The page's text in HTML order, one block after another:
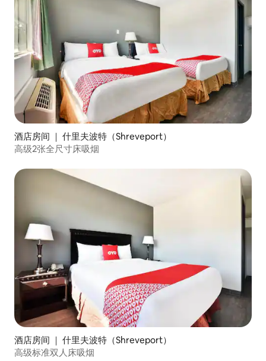
酒店房间 ｜ 什里夫波特（Shreveport）
高级2张全尺寸床吸烟
酒店房间 ｜ 什里夫波特（Shreveport）
高级标准双人床吸烟